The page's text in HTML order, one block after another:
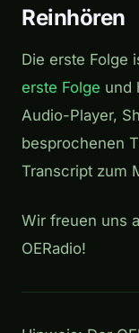
Reinhören
Die erste Folge
erste Folge und
Audio-Player,
besprochenen
Transcript zum
Wir freuen uns
OERadio!